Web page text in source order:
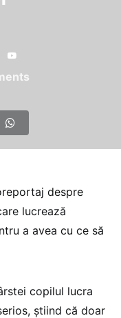
despre
lucrează
a avea cu ce să
copilul lucra
ştiind că doar